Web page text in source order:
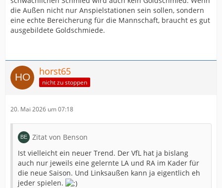
die Außen nicht nur Anspielstationen sein sollen, sondern
eine echte Bereicherung für die Mannschaft, braucht es gut
ausgebildete Goldschmiede.
horst65
nicht zu stoppen
20. Mai 2026 um 07:18
Zitat von Benson
Ist vielleicht ein neuer Trend. Der VfL hat ja bislang
auch nur jeweils eine gelernte LA und RA im Kader für
die neue Saison. Und Linksaußen kann ja eigentlich eh
jeder spielen.